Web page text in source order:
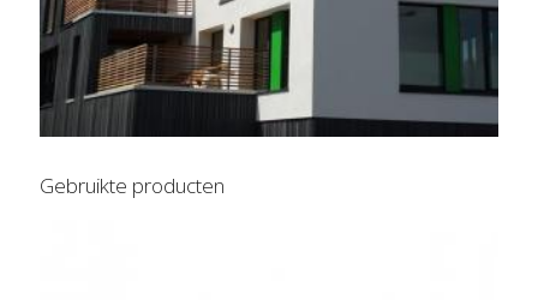
Gebruikte producten